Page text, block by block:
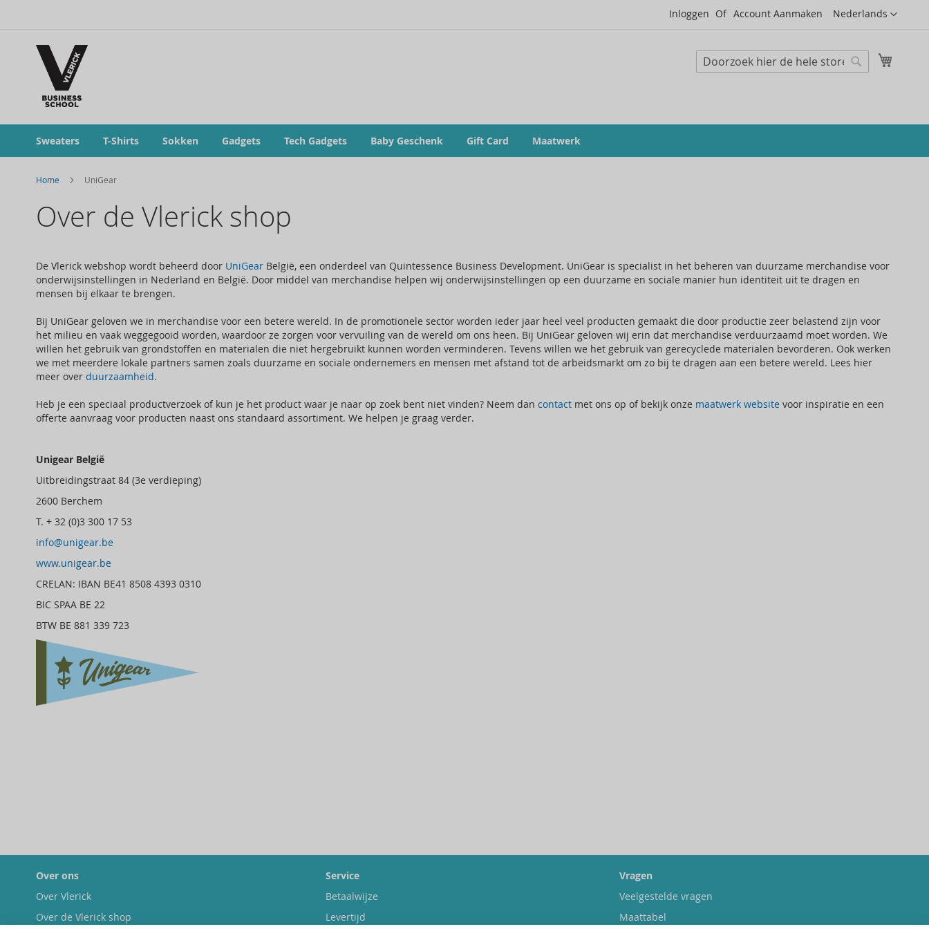
Taal
Nederlands
Inloggen Account Aanmaken
Zoeken
Sweaters T-Shirts Sokken Gadgets Tech Gadgets Baby Geschenk Gift Card Maatwerk
Home UniGear
Over de Vlerick shop
De Vlerick webshop wordt beheerd door UniGear België, een onderdeel van Quintessence Business Development. UniGear is specialist in het beheren van duurzame merchandise voor
onderwijsinstellingen in Nederland en België. Door middel van merchandise helpen wij onderwijsinstellingen op een duurzame en sociale manier hun identiteit uit te dragen en
mensen bij elkaar te brengen.
Bij UniGear geloven we in merchandise voor een betere wereld. In de promotionele sector worden ieder jaar heel veel producten gemaakt die door productie zeer belastend zijn voor
het milieu en vaak weggegooid worden, waardoor ze zorgen voor vervuiling van de wereld om ons heen. Bij UniGear geloven wij erin dat merchandise verduurzaamd moet worden. We
willen het gebruik van grondstoffen en materialen die niet hergebruikt kunnen worden verminderen. Tevens willen we het gebruik van gerecyclede materialen bevorderen. Ook werken
we met meerdere lokale partners samen zoals duurzame en sociale ondernemers en mensen met afstand tot de arbeidsmarkt om zo bij te dragen aan een betere wereld. Lees hier
meer over duurzaamheid.
Heb je een speciaal productverzoek of kun je het product waar je naar op zoek bent niet vinden? Neem dan contact met ons op of bekijk onze maatwerk website voor inspiratie en een
offerte aanvraag voor producten naast ons standaard assortiment. We helpen je graag verder.
Unigear België
Uitbreidingstraat 84 (3e verdieping)
2600 Berchem
T. + 32 (0)3 300 17 53
info@unigear.be
www.unigear.be
CRELAN: IBAN BE41 8508 4393 0310
BIC SPAA BE 22
BTW BE 881 339 723
Over ons
Over Vlerick
Over de Vlerick shop
Service
Betaalwijze
Levertijd
Vragen
Veelgestelde vragen
Maattabel